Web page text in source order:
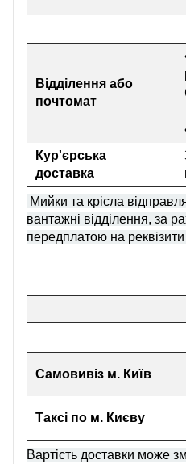
Відділення або
почтомат
Кур'єрська
доставка
Мийки та крісла
вантажні відділення, за
передплатою на
Самовивіз м. Київ
Таксі по м. Києву
Вартість доставки може